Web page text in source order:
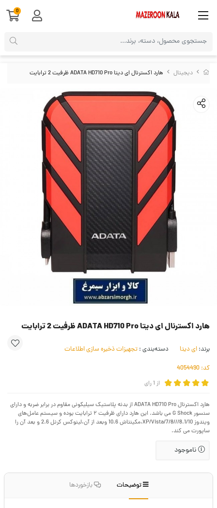
دیجیتال هارد اکسترنال ای دیتا ADATA HD710 Pro ظرفیت 2 ترابایت
هارد اکسترنال ای دیتا ADATA HD710 Pro ظرفیت 2 ترابایت
برند: ای دیتا دسته‌بندی : تجهیزات ذخیره سازی اطلاعات
کد:
از 1رای
هارد اکسترنال ADATA HD710 Pro از بدنه پلاستیک سیلیکونی مقاوم در برابر ضربه و دارای
سنسور G Shock می باشد. این هارد دارای ظرفیت ۲ ترابایت بوده و سیستم عامل‌های
ویندوز XP/Vista/7/8///8.1/10،مکینتاش 10.6 وبعد از آن،لینوکس کرنل 2.6 و بعد آن را
ساپورت می کند.
ناموجود
توضیحات بازخوردها
0